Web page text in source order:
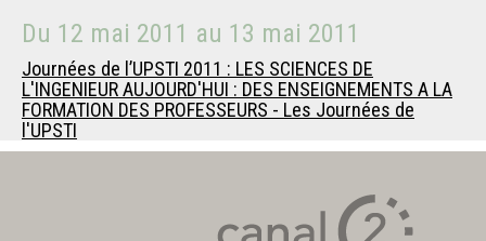
Du 12 mai 2011 au 13 mai 2011
Journées de l’UPSTI 2011 : LES SCIENCES DE
L'INGENIEUR AUJOURD'HUI : DES ENSEIGNEMENTS A LA
FORMATION DES PROFESSEURS - Les Journées de
l'UPSTI